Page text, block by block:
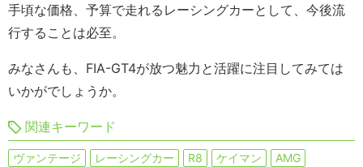
手頃な価格、予算で走れるレーシングカーとして、今後流
行することは必至。
みなさんも、FIA-GT4が放つ魅力と活躍に注目してみては
いかがでしょうか。
関連キーワード
ヴァンテージ レーシングカー R8 ケイマン
AMG